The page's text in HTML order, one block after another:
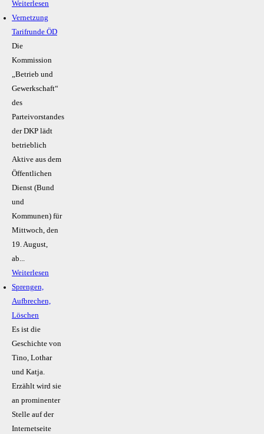
Weiterlesen
Vernetzung
Tarifrunde ÖD
Die
Kommission
„Betrieb und
Gewerkschaft“
des
Parteivorstandes
der DKP lädt
betrieblich
Aktive aus dem
Öffentlichen
Dienst (Bund
und
Kommunen) für
Mittwoch, den
19. August,
ab...
Weiterlesen
Sprengen,
Aufbrechen,
Löschen
Es ist die
Geschichte von
Tino, Lothar
und Katja.
Erzählt wird sie
an prominenter
Stelle auf der
Internetseite